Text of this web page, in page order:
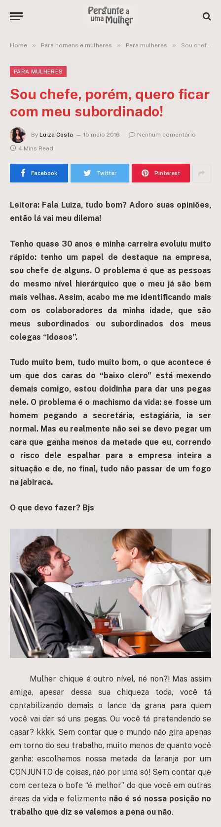
Home » Para homens e mulheres » Para mulheres » Sou chefe, porém, quero ficar com meu subordinado!
PARA MULHERES
Sou chefe, porém, quero ficar
com meu subordinado!
By Luiza Costa 15 maio 2016
Nenhum comentário
4 Mins Read
Facebook Twitter Pinterest
Leitora: Fala Luiza, tudo bom?Adoro suas opiniões,
então lá vai meu dilema!
Tenho quase 30 anos e minha carreira evoluiu muito
rápido: tenho um papel de destaque na empresa,
sou chefe de alguns. O problema é que as pessoas
do mesmo nível hierárquico que o meu já são bem
mais velhas. Assim, acabo me me identificando mais
com os colaboradores da minha idade, que são
meus subordinados ou subordinados dos meus
colegas “idosos”.
Tudo muito bem, tudo muito bom, o que acontece é
um que dos caras do “baixo clero” está mexendo
demais comigo, estou doidinha para dar uns pegas
nele. O problema é o machismo da vida: se fosse um
homem pegando a secretária, estagiária, ia ser
normal. Mas eu realmente não sei se devo pegar um
cara que ganha menos da metade que eu, correndo
o risco dele espalhar para a empresa inteira a
situação e de, no final, tudo não passar de um fogo
na jabiraca.
O que devo fazer? Bjs
Mulher chique é outro nível, né non?! Mas assim
amiga, apesar dessa sua chiqueza toda, você tá
contabilizando demais o lance da grana para quem
você vai dar só uns pegas. Ou você tá pretendendo se
casar? kkkk. Sem contar que o mundo não gira apenas
em torno do seu trabalho, muito menos de quanto você
ganha: escolhemos nossa metade da laranja por um
CONJUNTO de coisas, não por uma só! Sem contar que
com certeza o bofe “é melhor” do que você em outras
áreas da vida e felizmente não é só nossa posição no
trabalho que diz se valemos a pena ou não.